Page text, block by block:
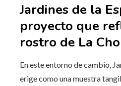
Jardines de la
proyecto que
rostro de La
En este entorno de cambio,
erige como una muestra